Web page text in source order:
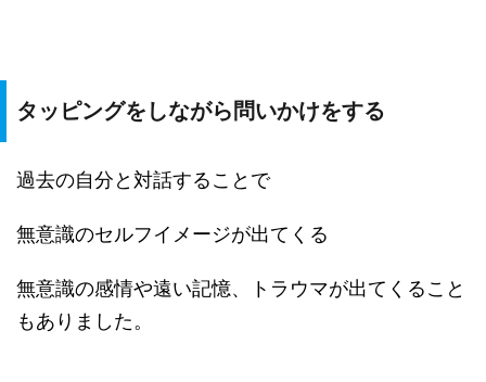
タッピングをしながら問いかけをする
過去の自分と対話することで
無意識のセルフイメージが出てくる
無意識の感情や遠い記憶、トラウマが出てくること
もありました。